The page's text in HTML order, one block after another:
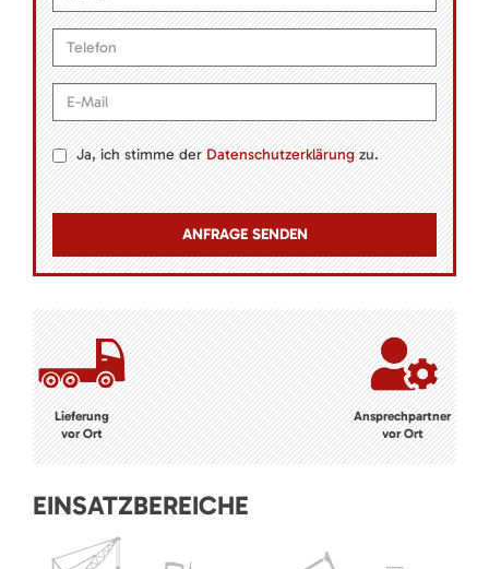
Ja, ich stimme derDatenschutzerklärungzu.
Lieferung
vor Ort
Ansprechpartner
vor Ort
EINSATZBEREICHE